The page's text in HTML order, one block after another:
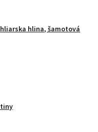
hlina, šamotová